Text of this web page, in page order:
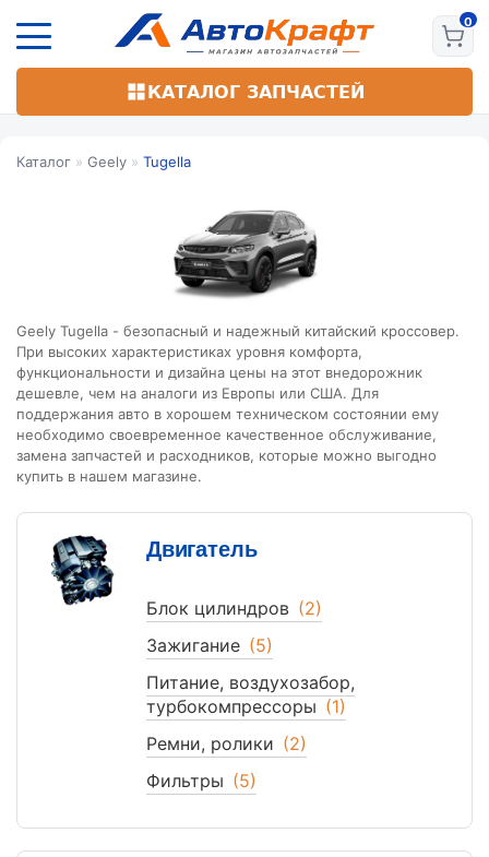
основному
КАТАЛОГ ЗАПЧАСТЕЙ
Каталог » Geely » Tugella
Geely Tugella - безопасный и надежный китайский кроссовер.
При высоких характеристиках уровня комфорта,
функциональности и дизайна цены на этот внедорожник
дешевле, чем на аналоги из Европы или США. Для
поддержания авто в хорошем техническом состоянии ему
необходимо своевременное качественное обслуживание,
замена запчастей и расходников, которые можно выгодно
купить в нашем магазине.
Двигатель
Блок цилиндров (2)
Зажигание (5)
Питание, воздухозабор,
турбокомпрессоры (1)
Ремни, ролики (2)
Фильтры (5)